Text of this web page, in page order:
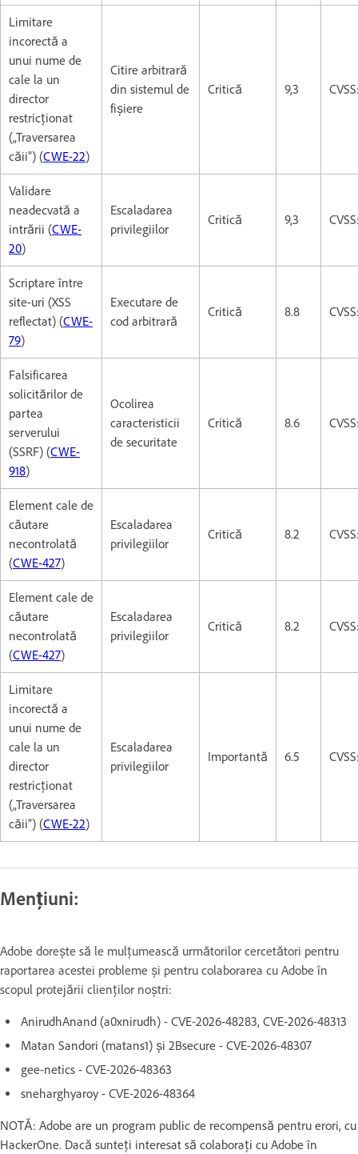
Limitare
incorectă a
unui nume de
cale la un
director
restricționat
(„Traversarea
căii”) (CWE-22)
Citire arbitrară
din sistemul de
fișiere
Critică 9,3
Validare
neadecvată a
intrării (CWE-
20)
Escaladarea
privilegiilor
Critică 9,3
Scriptare între
site-uri (XSS
reflectat) (CWE-
79)
Executare de
cod arbitrară
Critică 8.8
Falsificarea
solicitărilor de
partea
serverului
(SSRF) (CWE-
918)
Ocolirea
caracteristicii
de securitate
Critică 8.6
Element cale de
căutare
necontrolată
(CWE-427)
Escaladarea
privilegiilor
Critică 8.2
Element cale de
căutare
necontrolată
(CWE-427)
Escaladarea
privilegiilor
Critică 8.2
Limitare
incorectă a
unui nume de
cale la un
director
restricționat
(„Traversarea
căii”) (CWE-22)
Escaladarea
privilegiilor
Importantă 6.5
Mențiuni:
Adobe dorește să le mulțumească următorilor cercetători pentru
raportarea acestei probleme și pentru colaborarea cu Adobe în
scopul protejării clienților noștri:
AnirudhAnand (a0xnirudh) - CVE-2026-48283, CVE-2026-48313
Matan Sandori (matans1) și 2Bsecure - CVE-2026-48307
gee-netics - CVE-2026-48363
sneharghyaroy - CVE-2026-48364
NOTĂ: Adobe are un program public de recompensă pentru erori, cu
HackerOne. Dacă sunteți interesat să colaborați cu Adobe în